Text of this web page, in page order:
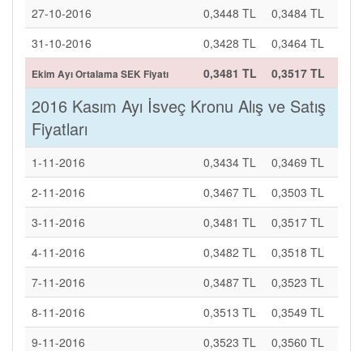
27-10-2016 0,3448 TL
0,3484 TL
31-10-2016
0,3428 TL 0,3464 TL
Ekim Ayı Ortalama SEK Fiyatı 0,3481 TL 0,3517 TL
2016 Kasım Ayı İsveç Kronu Alış ve Satış
Fiyatları
1-11-2016 0,3434 TL
0,3469 TL
2-11-2016
0,3467 TL
0,3503 TL
3-11-2016
0,3481 TL
0,3517 TL
4-11-2016
0,3482 TL
0,3518 TL
7-11-2016
0,3487 TL
0,3523 TL
8-11-2016
0,3513 TL
0,3549 TL
9-11-2016
0,3523 TL
0,3560 TL